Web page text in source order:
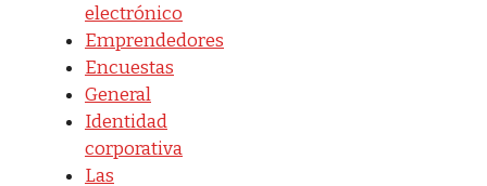
electrónico
Emprendedores
Encuestas
General
Identidad
corporativa
Las